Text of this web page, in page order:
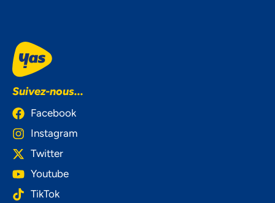
Suivez-nous...
Facebook
Instagram
Twitter
Youtube
TikTok